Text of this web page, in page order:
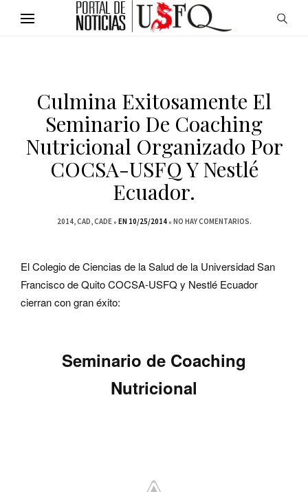
Culmina Exitosamente El
Seminario De Coaching
Nutricional Organizado Por
COCSA-USFQ Y Nestlé
Ecuador.
2014 CAD CADE EN 10/25/2014 NO HAY COMENTARIOS.
El Colegio de Ciencias de la Salud de la Universidad San
Francisco de Quito COCSA-USFQ y Nestlé Ecuador
cierran con gran éxito:
Seminario de Coaching
Nutricional